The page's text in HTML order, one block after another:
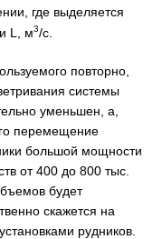
где выделяется
L, м3/с.
повторно,
системы
уменьшен, а,
перемещение
большой мощности
от 400 до 800 тыс.
будет
скажется на
рудников.